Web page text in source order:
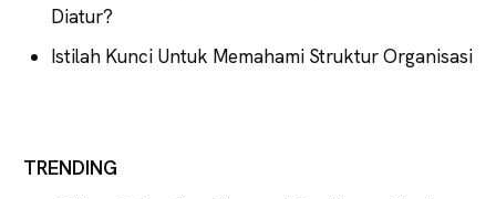
Diatur?
Istilah Kunci Untuk Memahami Struktur Organisasi
TRENDING